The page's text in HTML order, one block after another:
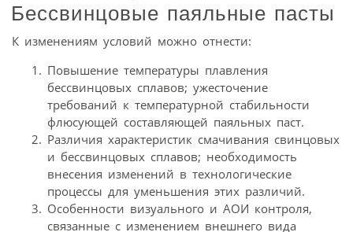
Бессвинцовые паяльные пасты
К изменениям условий можно отнести:
Повышение температуры плавления
бессвинцовых сплавов; ужесточение
требований к температурной стабильности
флюсующей составляющей паяльных паст.
Различия характеристик смачивания свинцовых
и бессвинцовых сплавов; необходимость
внесения изменений в технологические
процессы для уменьшения этих различий.
Особенности визуального и АОИ контроля,
связанные с изменением внешнего вида